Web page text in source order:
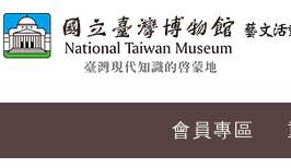
會員專區